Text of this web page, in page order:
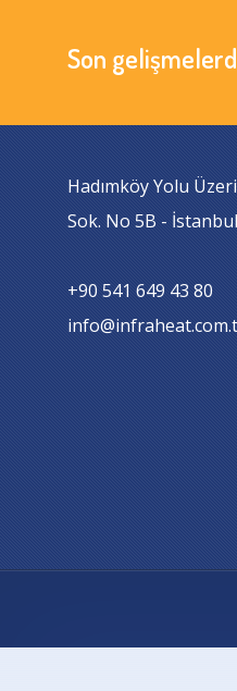
Son
Hadımköy Yolu
Sok. No 5B -
+90 541 649 43 80